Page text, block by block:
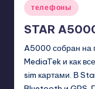
Posted
in
телефоны
STAR
A5000 собран на
MediaTek и как
sim картами. В